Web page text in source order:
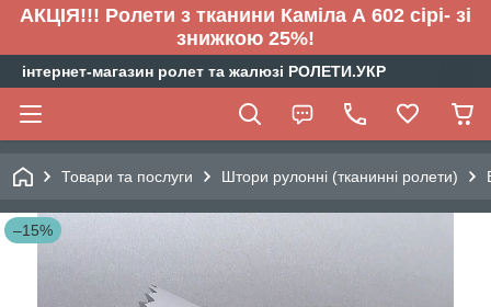
АКЦІЯ!!! Ролети з тканини Каміла А 602 сірі- зі
знижкою 25%!
інтернет-магазин ролет та жалюзі РОЛЕТИ.УКР
Товари та послуги Штори рулонні (тканинні ролети)
–15%